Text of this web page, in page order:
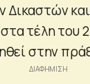
τέλη του
στην